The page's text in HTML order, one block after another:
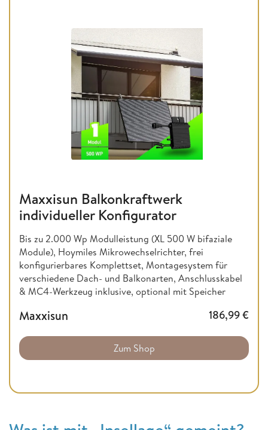
Maxxisun Balkonkraftwerk
individueller Konfigurator
Bis zu 2.000 Wp Modulleistung (XL 500 W bifaziale
Module), Hoymiles Mikrowechselrichter, frei
konfigurierbares Komplettset, Montagesystem für
verschiedene Dach- und Balkonarten, Anschlusskabel
& MC4-Werkzeug inklusive, optional mit Speicher
Maxxisun 186,99€
Zum Shop